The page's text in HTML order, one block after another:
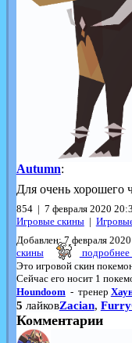
Autumn:
Для очень хорошего
854 | 7 февраля 2020
Игровые скины |
Добавлен: 7 февраля
скины
подробнее
Это игровой скин
Сейчас его носит 1
Houndoom- тренер
5 лайковZacian,
Комментарии